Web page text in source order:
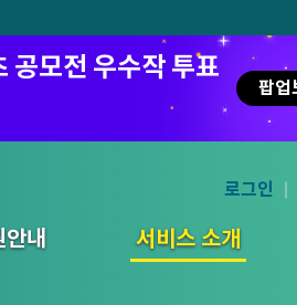
모전 우수작 투표
팝업
내 서비스 소개
합검색
로그인